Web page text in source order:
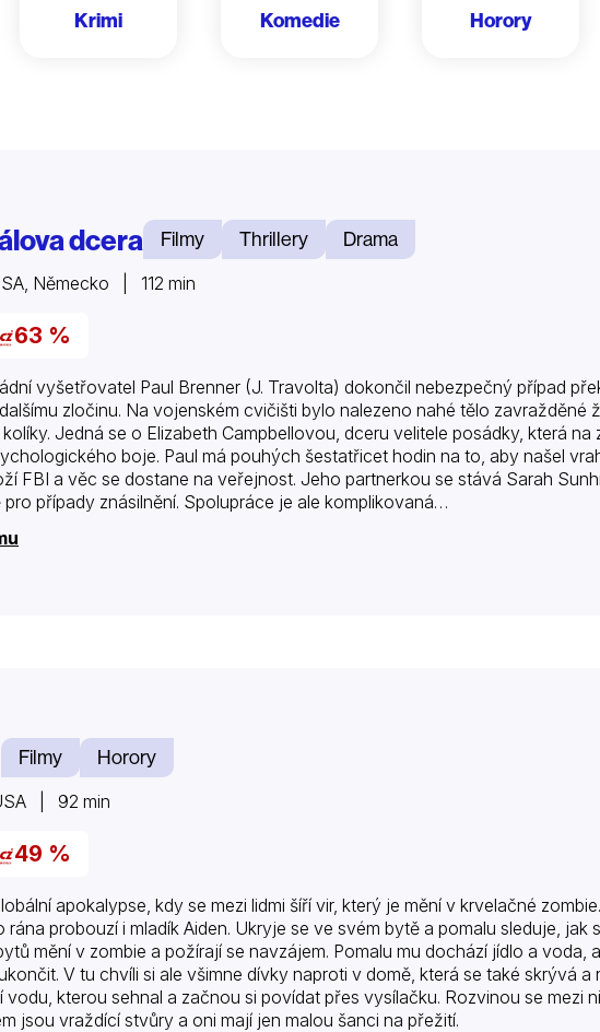
Krimi Komedie Horory
dcera Filmy Thrillery Drama
Německo | 112 min
63 %
vyšetřovatel Paul Brenner (J. Travolta) dokončil nebezpečný případ
zločinu. Na vojenském cvičišti bylo nalezeno nahé tělo zavražděné
Jedná se o Elizabeth Campbellovou, dceru velitele posádky, která
boje. Paul má pouhých šestatřicet hodin na to, aby našel
FBI a věc se dostane na veřejnost. Jeho partnerkou se stává Sarah
případy znásilnění. Spolupráce je ale komplikovaná…
Filmy Horory
| 92 min
49 %
apokalypse, kdy se mezi lidmi šíří vir, který je mění v krvelačné
rána probouzí i mladík Aiden. Ukryje se ve svém bytě a pomalu sleduje, jak
mění v zombie a požírají se navzájem. Pomalu mu dochází jídlo a voda,
V tu chvíli si ale všimne dívky naproti v domě, která se také skrývá a
vodu, kterou sehnal a začnou si povídat přes vysílačku. Rozvinou se mezi
jsou vraždící stvůry a oni mají jen malou šanci na přežití.